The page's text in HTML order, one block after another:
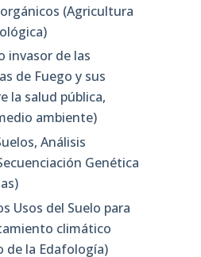
(Agricultura
invasor de las
de Fuego y sus
la salud pública,
ambiente)
Análisis
Genética
Usos del Suelo para
climático
de la Edafología)